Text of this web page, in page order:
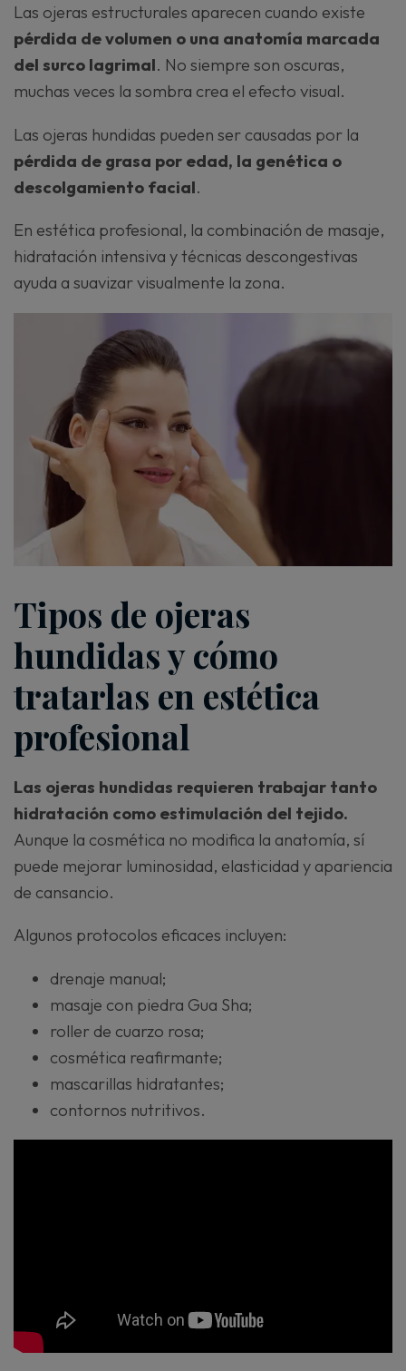
Las ojeras estructurales aparecen cuando existe
pérdida de volumen o una anatomía marcada
del surco lagrimal. No siempre son oscuras,
muchas veces la sombra crea el efecto visual.
Las ojeras hundidas pueden ser causadas por la
pérdida de grasa por edad, la genética o
descolgamiento facial.
En estética profesional, la combinación de masaje,
hidratación intensiva y técnicas descongestivas
ayuda a suavizar visualmente la zona.
Tipos de ojeras
hundidas y cómo
tratarlas en estética
profesional
Las ojeras hundidas requieren trabajar tanto
hidratación como estimulación del tejido.
Aunque la cosmética no modifica la anatomía, sí
puede mejorar luminosidad, elasticidad y apariencia
de cansancio.
Algunos protocolos eficaces incluyen:
drenaje manual;
masaje con piedra Gua Sha;
roller de cuarzo rosa;
cosmética reafirmante;
mascarillas hidratantes;
contornos nutritivos.